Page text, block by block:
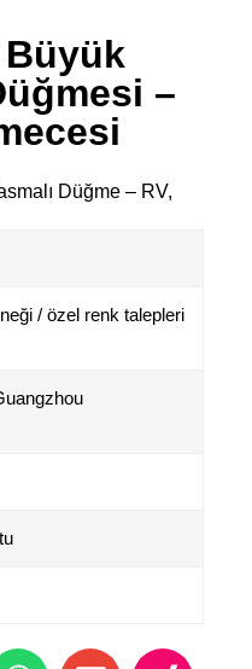
–
Düğme – RV,
/ özel renk talepleri